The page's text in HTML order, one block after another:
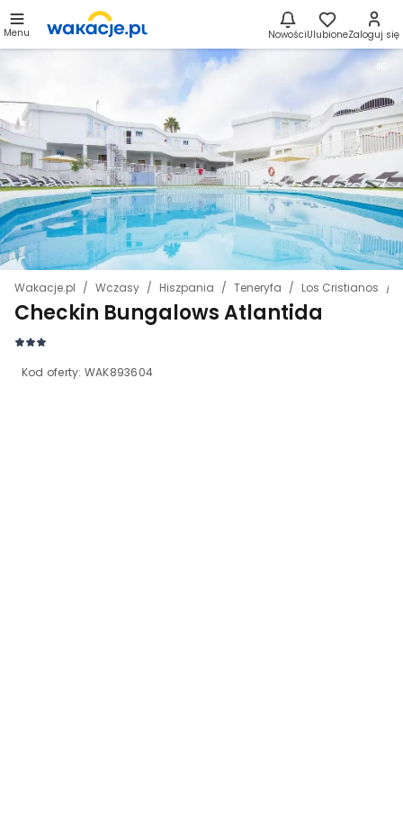
Menu NowościUlubioneZaloguj się
Wakacje.pl Wczasy Hiszpania Teneryfa Los Cristianos
Checkin Bungalows Atlantida
Kod oferty: WAK893604
45